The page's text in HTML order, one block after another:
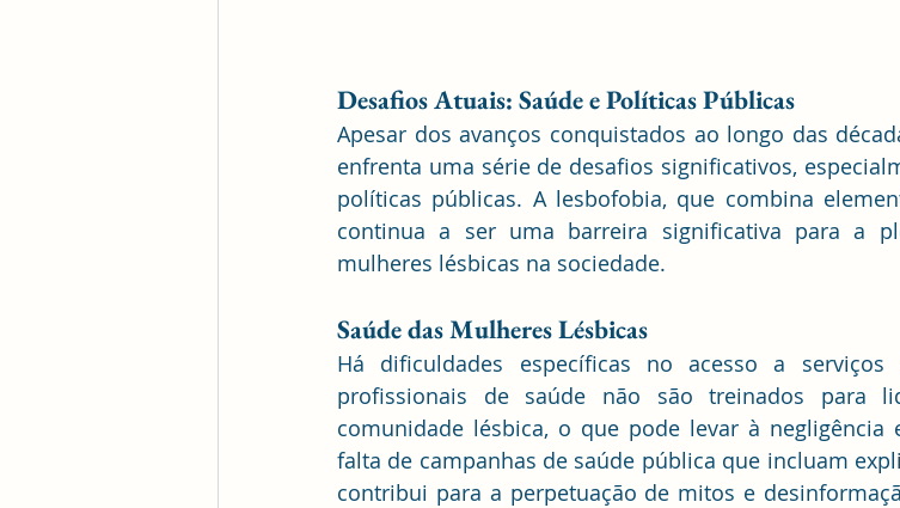
Desafios Atuais: Saúde e Políticas Públicas
Apesar dos avanços conquistados ao longo das
enfrenta uma série de desafios significativos,
políticas públicas. A lesbofobia, que combina
continua a ser uma barreira significativa para a
mulheres lésbicas na sociedade.
Saúde das Mulheres Lésbicas
Há dificuldades específicas no acesso a
profissionais de saúde não são treinados para
comunidade lésbica, o que pode levar à
falta de campanhas de saúde pública que incluam
contribui para a perpetuação de mitos e